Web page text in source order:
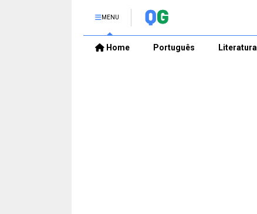
MENU
Home Português Literatura